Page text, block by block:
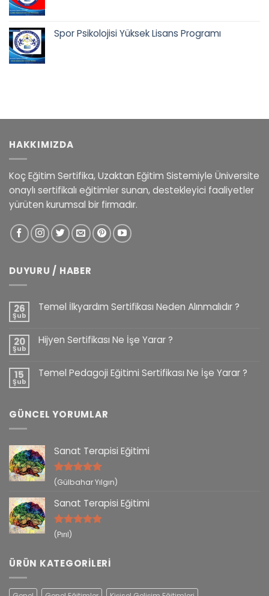
58.400,00 ₺.
Spor Psikolojisi Yüksek Lisans Programı
HAKKIMIZDA
Koç Eğitim Sertifika, Uzaktan Eğitim Sistemiyle Üniversite
onaylı sertifikalı eğitimler sunan, destekleyici faaliyetler
yürüten kurumsal bir firmadır.
DUYURU / HABER
26
Şub
Temel İlkyardım Sertifikası Neden Alınmalıdır ?
20
Şub
Hijyen Sertifikası Ne İşe Yarar ?
15
Şub
Temel Pedagoji Eğitimi Sertifikası Ne İşe Yarar ?
GÜNCEL YORUMLAR
Sanat Terapisi Eğitimi
5 üzerinden
(Gülbahar Yılgın)
Sanat Terapisi Eğitimi
5 üzerinden
(Pırıl)
ÜRÜN KATEGORILERI